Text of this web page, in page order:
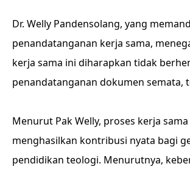
Dr. Welly Pandensolang, yang
penandatanganan kerja sama,
kerja sama ini diharapkan tidak
penandatanganan dokumen semata,
Menurut Pak Welly, proses kerja
menghasilkan kontribusi nyata bagi
pendidikan teologi. Menurutnya,